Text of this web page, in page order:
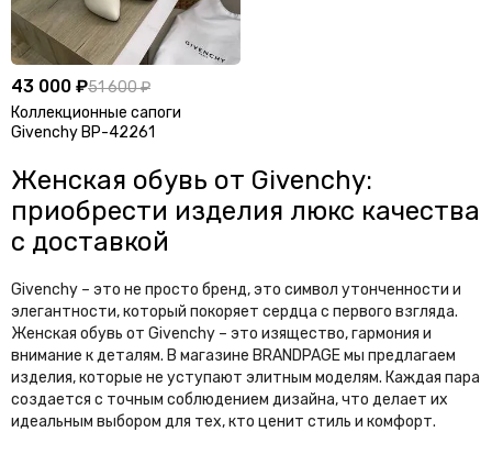
43 000 ₽51 600 ₽
Коллекционные сапоги
Givenchy BP-42261
Женская обувь от Givenchy:
приобрести изделия люкс качества
с доставкой
Givenchy – это не просто бренд, это символ утонченности и
элегантности, который покоряет сердца с первого взгляда.
Женская обувь от Givenchy – это изящество, гармония и
внимание к деталям. В магазине BRANDPAGE мы предлагаем
изделия, которые не уступают элитным моделям. Каждая пара
создается с точным соблюдением дизайна, что делает их
идеальным выбором для тех, кто ценит стиль и комфорт.